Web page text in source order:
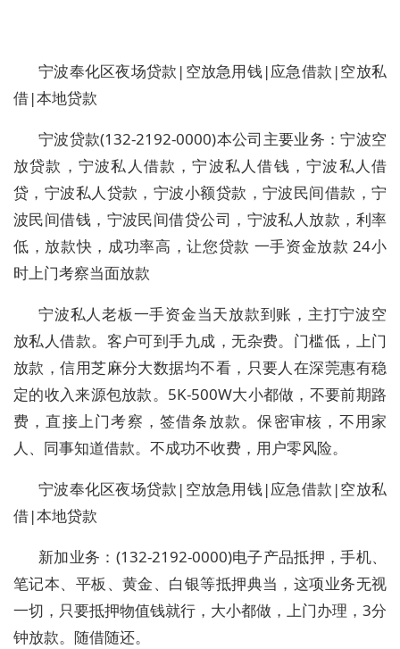
宁波奉化区夜场贷款|空放急用钱|应急借款|空放私
借|本地贷款
宁波贷款(132-2192-0000)本公司主要业务：宁波空
放贷款，宁波私人借款，宁波私人借钱，宁波私人借
贷，宁波私人贷款，宁波小额贷款，宁波民间借款，宁
波民间借钱，宁波民间借贷公司，宁波私人放款，利率
低，放款快，成功率高，让您贷款 一手资金放款 24小
时上门考察当面放款
宁波私人老板一手资金当天放款到账，主打宁波空
放私人借款。客户可到手九成，无杂费。门槛低，上门
放款，信用芝麻分大数据均不看，只要人在深莞惠有稳
定的收入来源包放款。5K-500W大小都做，不要前期路
费，直接上门考察，签借条放款。保密审核，不用家
人、同事知道借款。不成功不收费，用户零风险。
宁波奉化区夜场贷款|空放急用钱|应急借款|空放私
借|本地贷款
新加业务： (132-2192-0000)电子产品抵押，手机、
笔记本、平板、黄金、白银等抵押典当，这项业务无视
一切，只要抵押物值钱就行，大小都做，上门办理，3分
钟放款。随借随还。